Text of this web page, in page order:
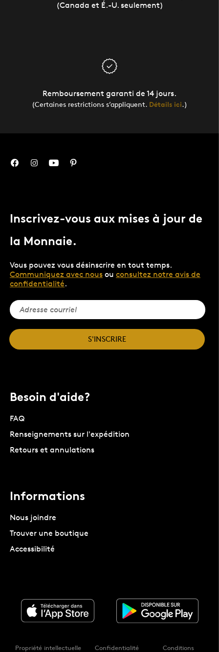
(Canada et É.-U. seulement)
Remboursement garanti de 14 jours.
(Certaines restrictions s’appliquent. Détails ici.)
Inscrivez-vous aux mises à jour de
la Monnaie.
Vous pouvez vous désinscrire en tout temps.
Communiquez avec nous ou consultez notre avis de
confidentialité.
S'INSCRIRE
Besoin d'aide?
FAQ
Renseignements sur l'expédition
Retours et annulations
Informations
Nous joindre
Trouver une boutique
Accessibilité
Propriété intellectuelle Confidentialité
Conditions